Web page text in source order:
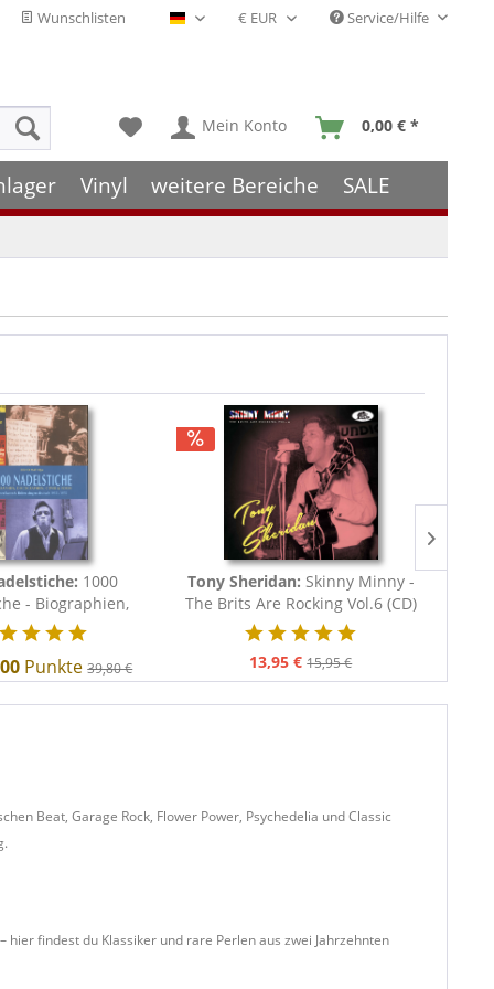
Wunschlisten Deutsch - DE Service/Hilfe
Mein Konto 0,00 € *
Vinyl weitere Bereiche SALE
1000
- Biographien,
Punkte 39,80 €
Tony Sheridan: Skinny Minny -
The Brits Are Rocking Vol.6 (CD)
13,95 € 15,95 €
Beat, Garage Rock, Flower Power, Psychedelia und Classic
findest du Klassiker und rare Perlen aus zwei Jahrzehnten